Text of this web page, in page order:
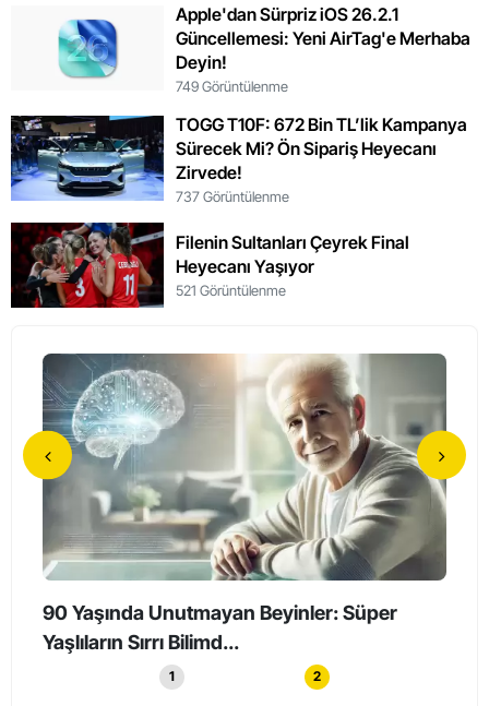
Apple'dan Sürpriz iOS 26.2.1
Güncellemesi: Yeni AirTag'e Merhaba
Deyin!
749 Görüntülenme
TOGG T10F: 672 Bin TL’lik Kampanya
Sürecek Mi? Ön Sipariş Heyecanı
Zirvede!
737 Görüntülenme
Filenin Sultanları Çeyrek Final
Heyecanı Yaşıyor
521 Görüntülenme
90 Yaşında Unutmayan Beyinler: Süper
Yaşlıların Sırrı Bilimd...
1 2